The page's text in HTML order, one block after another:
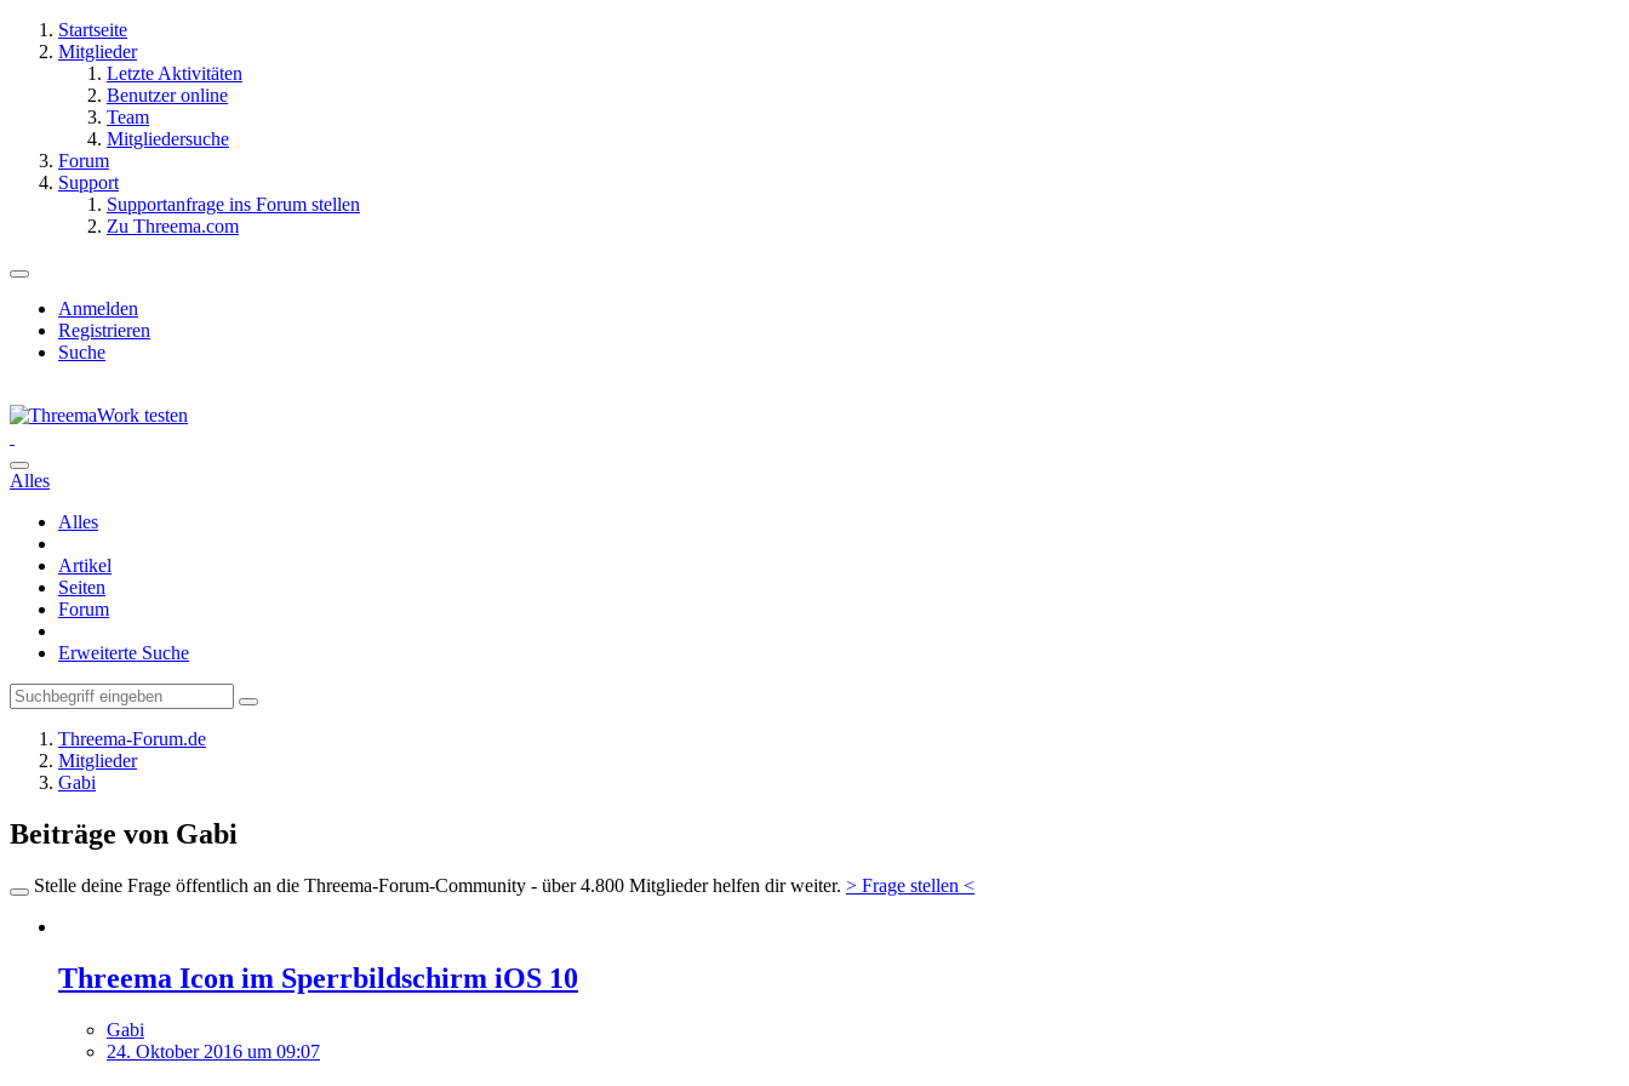
Startseite
Mitglieder
Letzte Aktivitäten
Benutzer online
Team
Mitgliedersuche
Forum
Support
Supportanfrage ins Forum stellen
Zu Threema.com
Anmelden
Registrieren
Suche
Alles
Alles
Artikel
Seiten
Forum
Erweiterte Suche
Threema-Forum.de
Mitglieder
Gabi
Beiträge von Gabi
Stelle deine Frage öffentlich an die Threema-Forum-Community - über 4.800 Mitglieder helfen dir weiter. > Frage stellen <
Threema Icon im Sperrbildschirm iOS 10
Gabi
24. Oktober 2016 um 09:07